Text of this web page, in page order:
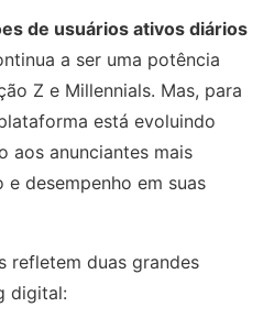
de usuários ativos diários
a ser uma potência
Z e Millennials. Mas, para
está evoluindo
aos anunciantes mais
desempenho em suas
refletem duas grandes
digital: